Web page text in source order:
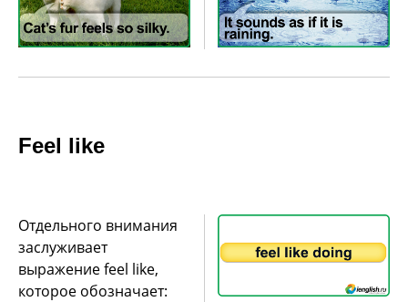
Feel like
Отдельного внимания
заслуживает
выражение feel like,
которое обозначает: